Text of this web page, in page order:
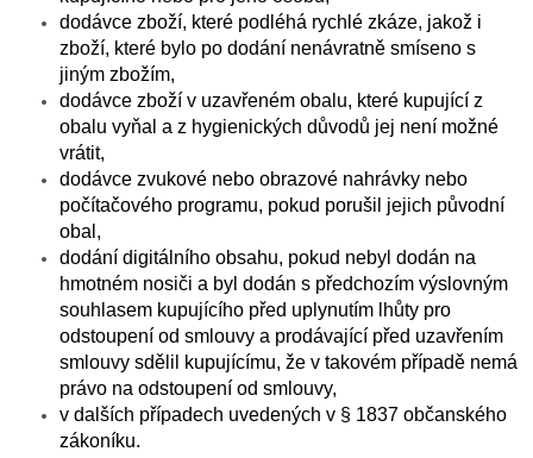
dodávce zboží, které podléhá rychlé zkáze, jakož i
zboží, které bylo po dodání nenávratně smíseno s
jiným zbožím,
dodávce zboží v uzavřeném obalu, které kupující z
obalu vyňal a z hygienických důvodů jej není možné
vrátit,
dodávce zvukové nebo obrazové nahrávky nebo
počítačového programu, pokud porušil jejich původní
obal,
dodání digitálního obsahu, pokud nebyl dodán na
hmotném nosiči a byl dodán s předchozím výslovným
souhlasem kupujícího před uplynutím lhůty pro
odstoupení od smlouvy a prodávající před uzavřením
smlouvy sdělil kupujícímu, že v takovém případě nemá
právo na odstoupení od smlouvy,
v dalších případech uvedených v § 1837 občanského
zákoníku.